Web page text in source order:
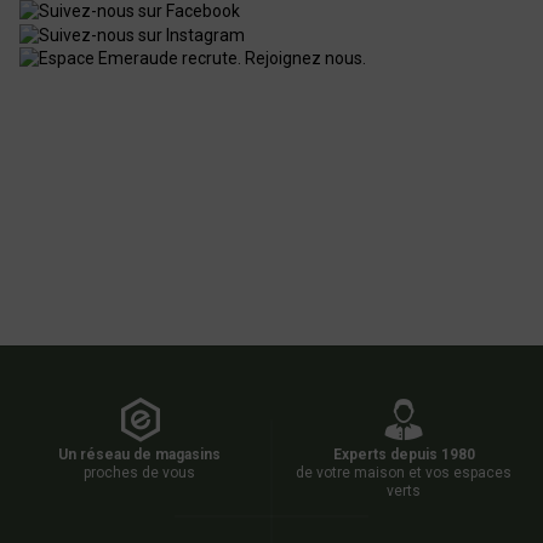
Un réseau de magasins
proches de vous
Experts depuis 1980
de votre maison et vos espaces
verts